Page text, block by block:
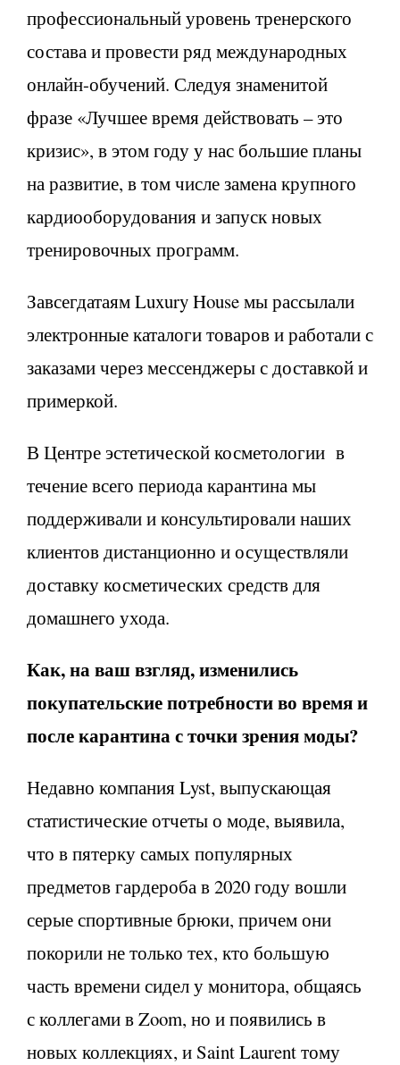
профессиональный уровень тренерского
состава и провести ряд международных
онлайн-обучений. Следуя знаменитой
фразе «Лучшее время действовать – это
кризис», в этом году у нас большие планы
на развитие, в том числе замена крупного
кардиооборудования и запуск новых
тренировочных программ.
Завсегдатаям Luxury House мы рассылали
электронные каталоги товаров и работали с
заказами через мессенджеры с доставкой и
примеркой.
В Центре эстетической косметологии в
течение всего периода карантина мы
поддерживали и консультировали наших
клиентов дистанционно и осуществляли
доставку косметических средств для
домашнего ухода.
Как, на ваш взгляд, изменились
покупательские потребности во время и
после карантина с точки зрения моды?
Недавно компания Lyst, выпускающая
статистические отчеты о моде, выявила,
что в пятерку самых популярных
предметов гардероба в 2020 году вошли
серые спортивные брюки, причем они
покорили не только тех, кто большую
часть времени сидел у монитора, общаясь
с коллегами в Zoom, но и появились в
новых коллекциях, и Saint Laurent тому